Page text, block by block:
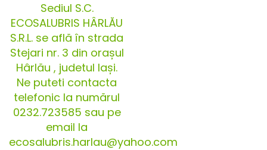
Sediul S.C.
ECOSALUBRIS HÂRLĂU
S.R.L. se află în strada
Stejari nr. 3 din orașul
Hârlău , judetul Iași.
Ne puteti contacta
telefonic la numărul
0232.723585 sau pe
email la
ecosalubris.harlau@yahoo.com